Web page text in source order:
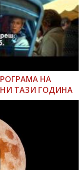
НА
ТАЗИ ГОДИНА